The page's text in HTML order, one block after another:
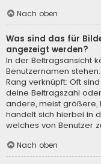
Nach oben
Was sind das für
angezeigt werden?
In der Beitragsansicht
Benutzernamen
Rang verknüpft: Oft
deine Beitragszahl
andere, meist größere,
handelt sich hierbei in
welches von Benutzer
Nach oben